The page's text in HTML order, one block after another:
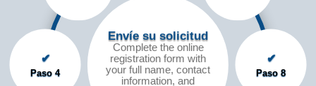
✔
Paso 4
✔
Paso 8
Envíe su solicitud
Complete the online
registration form with
your full name, contact
information, and